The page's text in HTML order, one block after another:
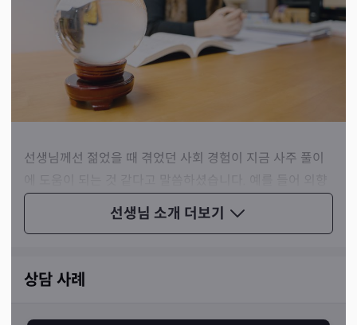
선생님 소개 더보기
선생님께선 젊었을 때 겪었던 사회 경험이 지금 사주 풀이
적인 사람은 영업직에 적합하지만, 그 이상으로 중요한 것
은 내뱉은 약속을 지킬 수 있는 꼼꼼함과 성실함 그리고 이
이처럼 선생님께선 적합한 해결책의 제시를 위해서는 사주
뿐만 아니라 사회도 잘 알아야 한다고 말씀하셨습니다. 한
상담 사례